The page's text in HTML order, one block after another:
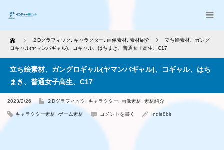
Home ２Dグラフィック キャラクター 画像素材 素材紹介
立ち絵素材、ガング
ロギャル(ヤマンバギャル)、コギャル、はちまき、普通女子高生、C17
立ち絵素材、ガングロギャル(ヤマンバギャル)、コギャル、はち
まき、普通女子高生、C17
2023/2/26 ２Dグラフィック キャラクター 画像素材 素材紹介
キャラクター素材 ゲーム素材 コメントを書く Indie8bit